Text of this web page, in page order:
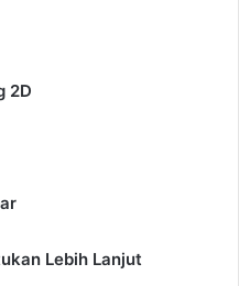
2D
Lebih Lanjut